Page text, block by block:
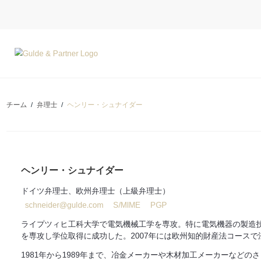
チーム / 弁理士 / ヘンリー・シュナイダー
ヘンリー・シュナイダー
ドイツ弁理士、欧州弁理士（上級弁理士）
schneider@gulde.com
S/MIME PGP
ライプツィヒ工科大学で電気機械工学を専攻。特に電気機器の製
を専攻し学位取得に成功した。2007年には欧州知的財産法コースで
1981年から1989年まで、冶金メーカーや木材加工メーカーなどの